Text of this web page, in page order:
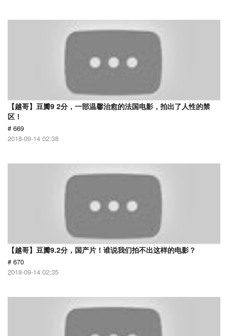
【越哥】豆瓣9 2分，一部温馨治愈的法国电影，拍出了人性的禁
区！
# 669
2018-09-14 02:38
【越哥】豆瓣9.2分，国产片！谁说我们拍不出这样的电影？
# 670
2018-09-14 02:35